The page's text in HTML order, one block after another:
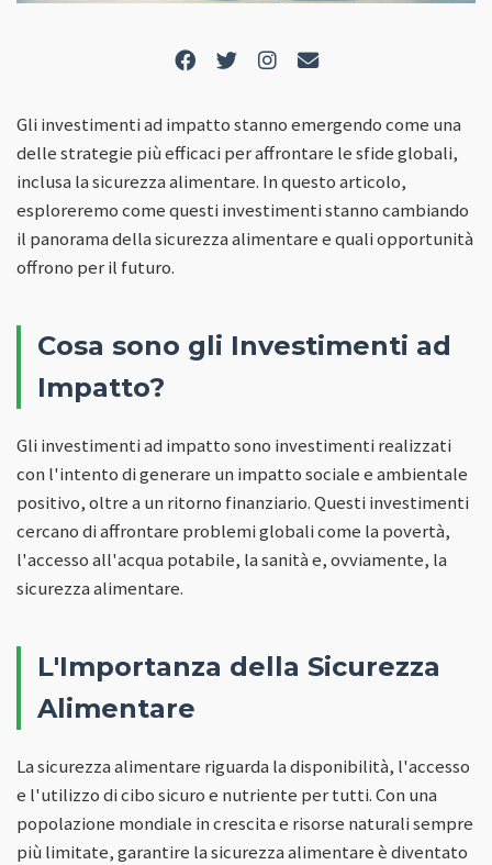
Gli investimenti ad impatto stanno emergendo come una
delle strategie più efficaci per affrontare le sfide globali,
inclusa la sicurezza alimentare. In questo articolo,
esploreremo come questi investimenti stanno cambiando
il panorama della sicurezza alimentare e quali opportunità
offrono per il futuro.
Cosa sono gli Investimenti ad
Impatto?
Gli investimenti ad impatto sono investimenti realizzati
con l'intento di generare un impatto sociale e ambientale
positivo, oltre a un ritorno finanziario. Questi investimenti
cercano di affrontare problemi globali come la povertà,
l'accesso all'acqua potabile, la sanità e, ovviamente, la
sicurezza alimentare.
L'Importanza della Sicurezza
Alimentare
La sicurezza alimentare riguarda la disponibilità, l'accesso
e l'utilizzo di cibo sicuro e nutriente per tutti. Con una
popolazione mondiale in crescita e risorse naturali sempre
più limitate, garantire la sicurezza alimentare è diventato